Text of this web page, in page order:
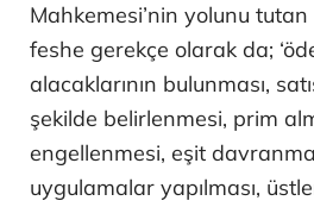
Mahkemesi’nin yolunu
feshe gerekçe olarak da;
alacaklarının bulunması,
şekilde belirlenmesi, prim
engellenmesi, eşit
uygulamalar yapılması,